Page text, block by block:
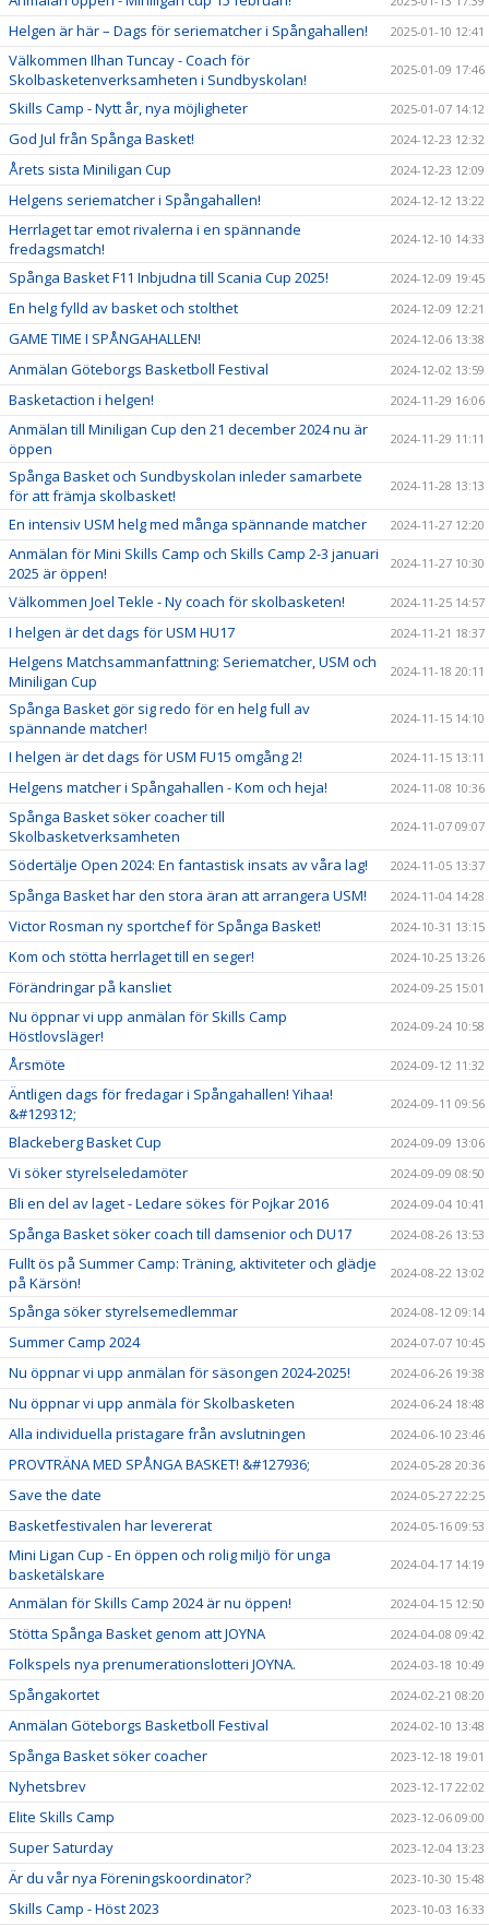
Helgen är här – Dags för seriematcher i Spångahallen! 2025-01-10 12:41
Välkommen Ilhan Tuncay - Coach för
Skolbasketenverksamheten i Sundbyskolan!
2025-01-09 17:46
Skills Camp - Nytt år, nya möjligheter 2025-01-07 14:12
God Jul från Spånga Basket! 2024-12-23 12:32
Årets sista Miniligan Cup 2024-12-23 12:09
Helgens seriematcher i Spångahallen! 2024-12-12 13:22
Herrlaget tar emot rivalerna i en spännande
fredagsmatch!
2024-12-10 14:33
Spånga Basket F11 Inbjudna till Scania Cup 2025! 2024-12-09 19:45
En helg fylld av basket och stolthet 2024-12-09 12:21
GAME TIME I SPÅNGAHALLEN! 2024-12-06 13:38
Anmälan Göteborgs Basketboll Festival 2024-12-02 13:59
Basketaction i helgen! 2024-11-29 16:06
Anmälan till Miniligan Cup den 21 december 2024 nu är
öppen
2024-11-29 11:11
Spånga Basket och Sundbyskolan inleder samarbete
för att främja skolbasket!
2024-11-28 13:13
En intensiv USM helg med många spännande matcher 2024-11-27 12:20
Anmälan för Mini Skills Camp och Skills Camp 2-3 januari
2025 är öppen!
2024-11-27 10:30
Välkommen Joel Tekle - Ny coach för skolbasketen! 2024-11-25 14:57
I helgen är det dags för USM HU17 2024-11-21 18:37
Helgens Matchsammanfattning: Seriematcher, USM och
Miniligan Cup
2024-11-18 20:11
Spånga Basket gör sig redo för en helg full av
spännande matcher!
2024-11-15 14:10
I helgen är det dags för USM FU15 omgång 2! 2024-11-15 13:11
Helgens matcher i Spångahallen - Kom och heja! 2024-11-08 10:36
Spånga Basket söker coacher till
Skolbasketverksamheten
2024-11-07 09:07
Södertälje Open 2024: En fantastisk insats av våra lag! 2024-11-05 13:37
Spånga Basket har den stora äran att arrangera USM! 2024-11-04 14:28
Victor Rosman ny sportchef för Spånga Basket! 2024-10-31 13:15
Kom och stötta herrlaget till en seger! 2024-10-25 13:26
Förändringar på kansliet 2024-09-25 15:01
Nu öppnar vi upp anmälan för Skills Camp
Höstlovsläger!
2024-09-24 10:58
Årsmöte 2024-09-12 11:32
Äntligen dags för fredagar i Spångahallen! Yihaa!
&#129312;
2024-09-11 09:56
Blackeberg Basket Cup 2024-09-09 13:06
Vi söker styrelseledamöter 2024-09-09 08:50
Bli en del av laget - Ledare sökes för Pojkar 2016 2024-09-04 10:41
Spånga Basket söker coach till damsenior och DU17 2024-08-26 13:53
Fullt ös på Summer Camp: Träning, aktiviteter och glädje
på Kärsön!
2024-08-22 13:02
Spånga söker styrelsemedlemmar 2024-08-12 09:14
Summer Camp 2024 2024-07-07 10:45
Nu öppnar vi upp anmälan för säsongen 2024-2025! 2024-06-26 19:38
Nu öppnar vi upp anmäla för Skolbasketen 2024-06-24 18:48
Alla individuella pristagare från avslutningen 2024-06-10 23:46
PROVTRÄNA MED SPÅNGA BASKET! &#127936; 2024-05-28 20:36
Save the date 2024-05-27 22:25
Basketfestivalen har levererat 2024-05-16 09:53
Mini Ligan Cup - En öppen och rolig miljö för unga
basketälskare
2024-04-17 14:19
Anmälan för Skills Camp 2024 är nu öppen! 2024-04-15 12:50
Stötta Spånga Basket genom att JOYNA 2024-04-08 09:42
Folkspels nya prenumerationslotteri JOYNA. 2024-03-18 10:49
Spångakortet 2024-02-21 08:20
Anmälan Göteborgs Basketboll Festival 2024-02-10 13:48
Spånga Basket söker coacher 2023-12-18 19:01
Nyhetsbrev 2023-12-17 22:02
Elite Skills Camp 2023-12-06 09:00
Super Saturday 2023-12-04 13:23
Är du vår nya Föreningskoordinator? 2023-10-30 15:48
Skills Camp - Höst 2023 2023-10-03 16:33